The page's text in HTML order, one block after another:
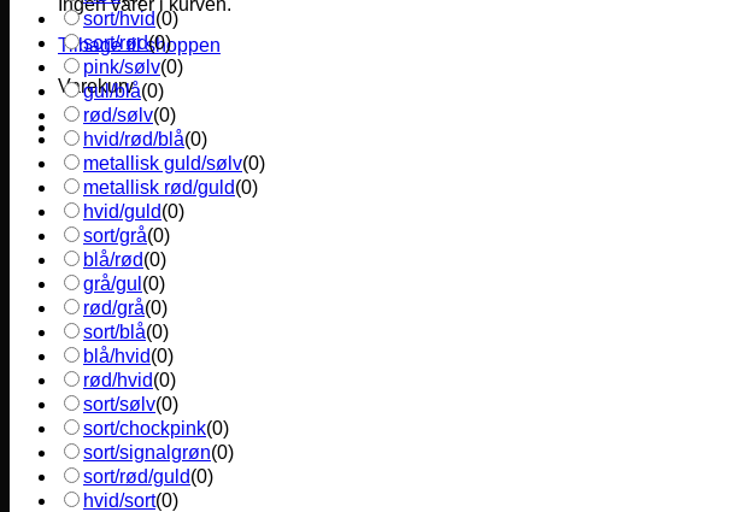
Ingen varer i kurven.
Tilbage til shoppen
Varekurv
sort/hvid(0)
sort/rød(0)
pink/sølv(0)
gul/blå(0)
rød/sølv(0)
hvid/rød/blå(0)
metallisk guld/sølv(0)
metallisk rød/guld(0)
hvid/guld(0)
sort/grå(0)
blå/rød(0)
grå/gul (0)
rød/grå(0)
sort/blå(0)
blå/hvid(0)
rød/hvid(0)
sort/sølv(0)
sort/chockpink(0)
sort/signalgrøn(0)
sort/rød/guld(0)
hvid/sort(0)